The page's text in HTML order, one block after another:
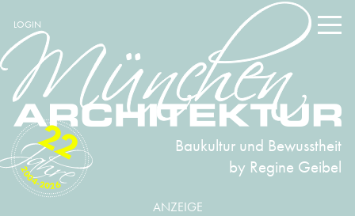
LOGIN
Baukultur und Bewusstheit
by Regine Geibel
2004-2026
22
ANZEIGE